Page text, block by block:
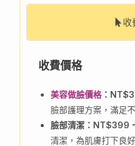
收
收費價格
美容做臉價格：
臉部護理方案，滿足
臉部清潔：NT$399
清潔，為肌膚打下良